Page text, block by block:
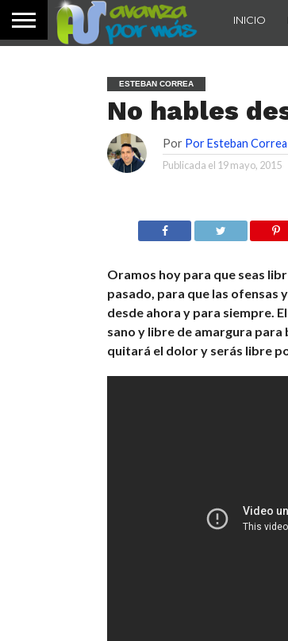
INICIO
ESTEBAN CORREA
No hables
Por Por Esteban Correa
Publicada el 19 mayo, 2015
Oramos hoy para que seas
pasado, para que las ofensas
desde ahora y para siempre.
sano y libre de amargura
quitará el dolor y serás libre